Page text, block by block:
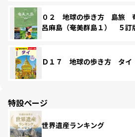
０２ 地球の歩き方 島旅
呂麻島（奄美群島１） ５訂
Ｄ１７ 地球の歩き方 タイ
特設ページ
世界遺産ランキング